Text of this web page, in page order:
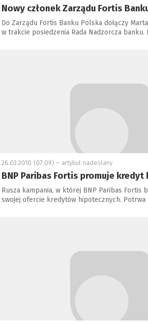
Nowy członek Zarządu Fortis
Do Zarządu Fortis Banku Polska dołączy
w trakcie posiedzenia Rada Nadzorcza banku.
26.03.2010 (07:09) – artykuł nadesłany
BNP Paribas Fortis promuje
Rusza kampania, w której BNP Paribas Fortis
swojej ofercie kredytów hipotecznych. Potrwa